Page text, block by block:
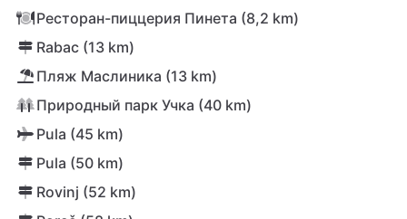
Ресторан-пиццерия Пинета (8,2 km)
Rabac (13 km)
Пляж Маслиника (13 km)
Природный парк Учка (40 km)
Pula (45 km)
Pula (50 km)
Rovinj (52 km)